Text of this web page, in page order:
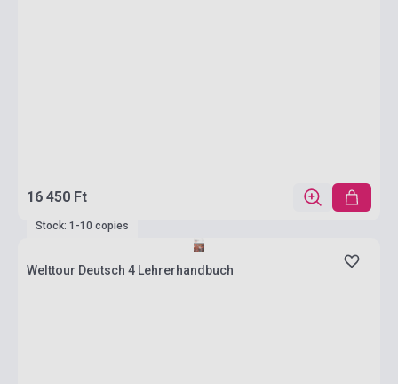
16 450 Ft
Stock: 1-10 copies
Welttour Deutsch 4 Lehrerhandbuch